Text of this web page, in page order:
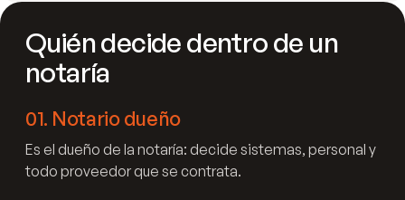
Quién decide dentro de un
notaría
01. Notario dueño
Es el dueño de la notaría: decide sistemas, personal y
todo proveedor que se contrata.